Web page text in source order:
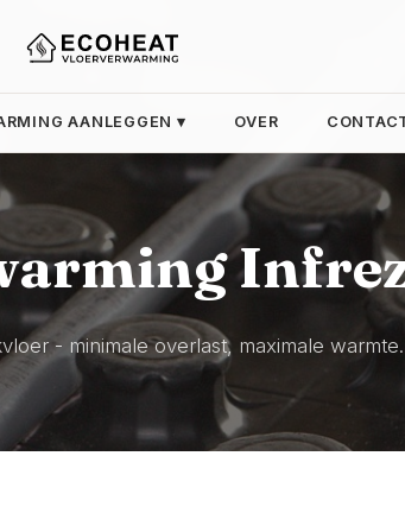
AANLEGGEN ▾ OVER
- minimale overlast, maximale warmte.